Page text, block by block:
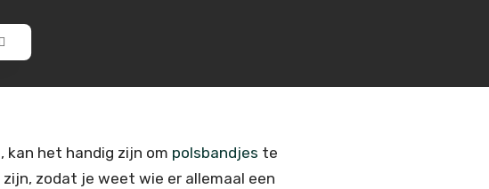
kan het handig zijn om polsbandjes te
zodat je weet wie er allemaal een